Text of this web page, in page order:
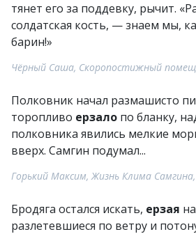
тянет его за поддевку, рычит.
солдатская кость, — знаем мы,
барин!»
Чёрный Саша, Скоропостижный
Полковник начал размашисто
торопливо ерзало по бланку,
полковника явились мелкие
вверх. Самгин подумал...
Горький Максим, Жизнь Клима
Бродяга остался искать, ерзая
разлетевшиеся по ветру и